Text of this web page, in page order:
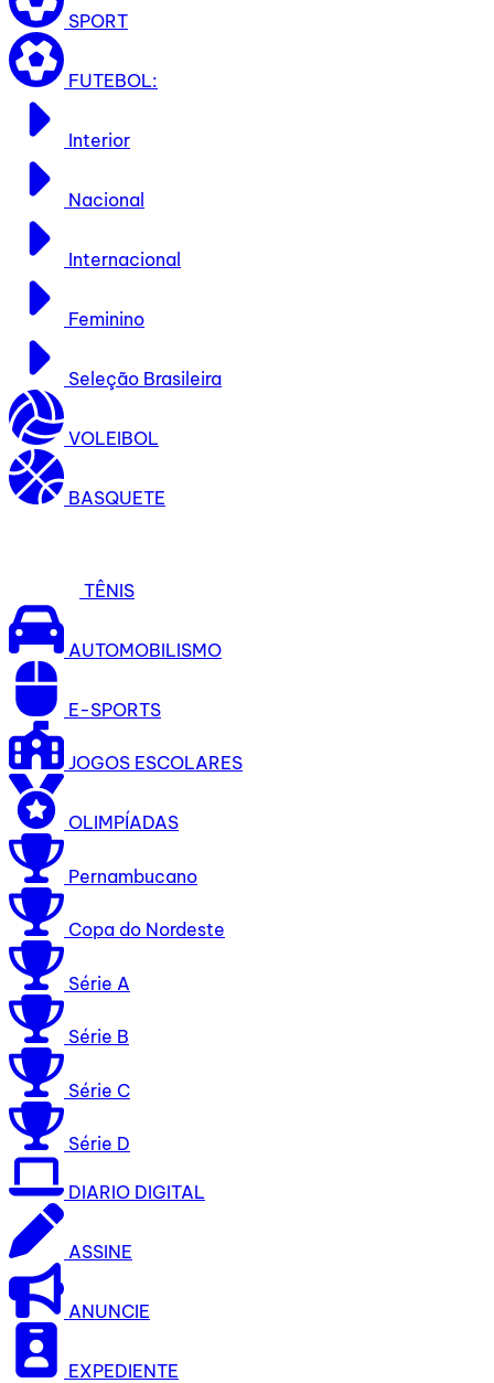
SPORT
FUTEBOL:
Interior
Nacional
Internacional
Feminino
Seleção Brasileira
VOLEIBOL
BASQUETE
TÊNIS
AUTOMOBILISMO
E-SPORTS
JOGOS ESCOLARES
OLIMPÍADAS
Pernambucano
Copa do Nordeste
Série A
Série B
Série C
Série D
DIARIO DIGITAL
ASSINE
ANUNCIE
EXPEDIENTE